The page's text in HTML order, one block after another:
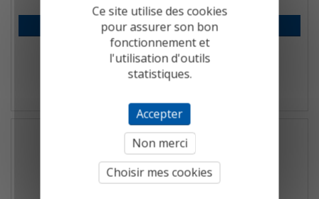
analyseur de combustion ECOM B
Se connecter pour voir les prix
Détail
Ce site utilise des cookies
pour assurer son bon
fonctionnement et
l'utilisation d'outils
statistiques.
Accepter
Non merci
Choisir mes cookies